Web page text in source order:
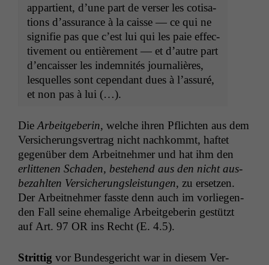
appar­tient, d’une part de vers­er les coti­sa­
tions d’as­sur­ance à la caisse — ce qui ne
sig­ni­fie pas que c’est lui qui les paie effec­
tive­ment ou entière­ment — et d’autre part
d’en­caiss­er les indem­nités jour­nal­ières,
lesquelles sont cepen­dant dues à l’as­suré,
et non pas à lui (…).
Die Arbeit­ge­berin, welche ihren Pflicht­en aus dem
Ver­sicherungsver­trag nicht nachkommt, haftet
gegenüber dem Arbeit­nehmer und hat ihm den
erlit­te­nen Schaden, beste­hend aus den nicht aus­
bezahlten Ver­sicherungsleis­tun­gen, zu erset­zen.
Der Arbeit­nehmer fasste denn auch im vor­liegen­
den Fall seine ehe­ma­lige Arbeit­ge­berin gestützt
auf Art. 97 OR ins Recht (E. 4.5).
Strit­tig vor Bun­des­gericht war in diesem Ver­